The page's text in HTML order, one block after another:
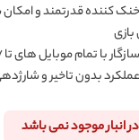
خنک کننده قدرتمند و امکان
سازگار با تمام موبایل های تا ۶.۷ اینچ
عملکرد بدون تاخیر و
در انبار موجود نمی باشد